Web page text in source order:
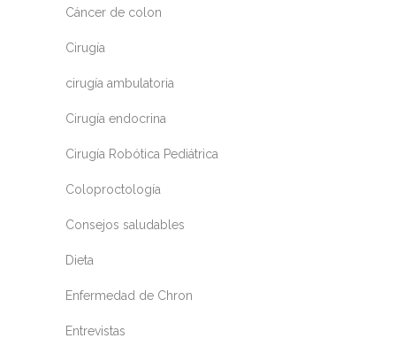
Cáncer de colon
Cirugía
cirugía ambulatoria
Cirugía endocrina
Cirugía Robótica Pediátrica
Coloproctología
Consejos saludables
Dieta
Enfermedad de Chron
Entrevistas